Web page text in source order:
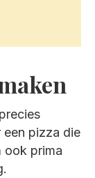
pizza die
ook prima